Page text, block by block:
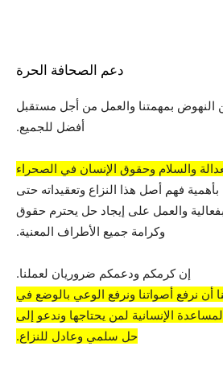
دعم الصحافة الحرة
النهوض بمهمتنا والعمل من أجل مستقبل
أفضل للجميع.
والسلام وحقوق الإنسان في الصحراء
فهم أصل هذا النزاع وتعقيداته حتى
والعمل على إيجاد حل يحترم حقوق
وكرامة جميع الأطراف المعنية.
إن كرمكم ودعمكم ضروريان لعملنا.
أن نرفع أصواتنا ونرفع الوعي بالوضع في
الإنسانية لمن يحتاجها وندعو إلى
حل سلمي وعادل للنزاع.